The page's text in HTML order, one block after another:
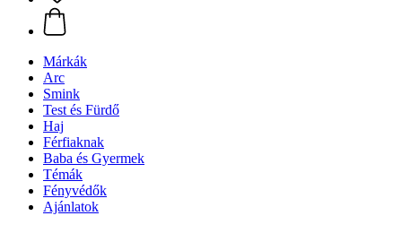
Márkák
Arc
Smink
Test és Fürdő
Haj
Férfiaknak
Baba és Gyermek
Témák
Fényvédők
Ajánlatok